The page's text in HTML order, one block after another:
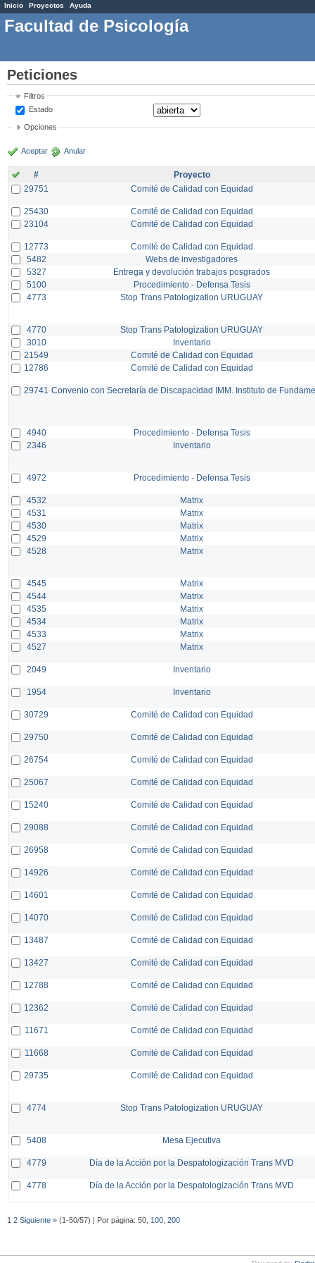
Inicio Proyectos Ayuda
Facultad de Psicología
Peticiones
Filtros
Estado
Opciones
Aceptar Anular
#
Proyecto
29751
Comité de Calidad con Equidad
25430
Comité de Calidad con Equidad
23104
Comité de Calidad con Equidad
12773
Comité de Calidad con Equidad
5482
Webs de investigadores
5327
Entrega y devolución trabajos posgrados
5100
Procedimiento - Defensa Tesis
4773
Stop Trans Patologization URUGUAY
4770
Stop Trans Patologization URUGUAY
3010
Inventario
21549
Comité de Calidad con Equidad
12786
Comité de Calidad con Equidad
29741 Convenio con Secretaría de Discapacidad IMM. Instituto de
4940
Procedimiento - Defensa Tesis
2346
Inventario
4972 Procedimiento - Defensa Tesis
4532
Matrix
4531
Matrix
4530
Matrix
4529
Matrix
4528
Matrix
4545
Matrix
4544
Matrix
4535
Matrix
4534
Matrix
4533
Matrix
4527
Matrix
2049 Inventario
1954 Inventario
30729 Comité de Calidad con Equidad
29750 Comité de Calidad con Equidad
26754 Comité de Calidad con Equidad
25067 Comité de Calidad con Equidad
15240 Comité de Calidad con Equidad
29088 Comité de Calidad con Equidad
26958 Comité de Calidad con Equidad
14926 Comité de Calidad con Equidad
14601 Comité de Calidad con Equidad
14070 Comité de Calidad con Equidad
13487 Comité de Calidad con Equidad
13427 Comité de Calidad con Equidad
12788 Comité de Calidad con Equidad
12362 Comité de Calidad con Equidad
11671 Comité de Calidad con Equidad
11668 Comité de Calidad con Equidad
29735 Comité de Calidad con Equidad
4774 Stop Trans Patologization URUGUAY
5408 Mesa Ejecutiva
4779 Día de la Acción por la Despatologización Trans MVD
4778 Día de la Acción por la Despatologización Trans MVD
1 2 Siguiente » (1-50/57) | Por página: 50, 100 200